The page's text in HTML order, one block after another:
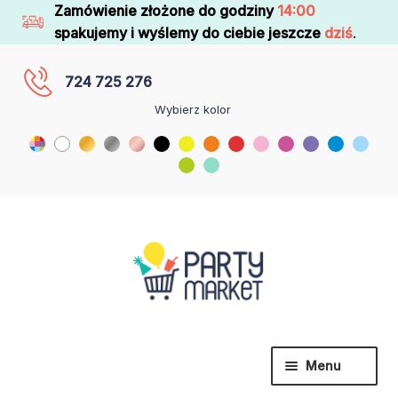
Zamówienie złożone do godziny 14:00
spakujemy i wyślemy do ciebie jeszcze dziś.
724 725 276
Wybierz kolor
Menu